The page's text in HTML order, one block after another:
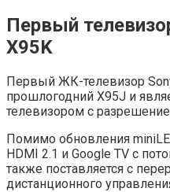
Первый
X95K
Первый ЖК-телевизор
прошлогодний X95J и
телевизором с
Помимо обновления
HDMI 2.1 и Google TV с
также поставляется с
дистанционного